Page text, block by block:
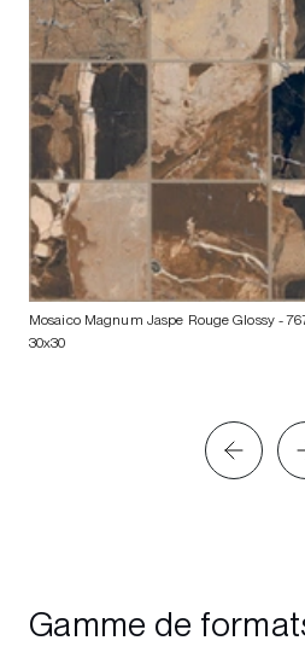
Mosaico Magnum Jaspe Rouge Glossy-
30x30
Gamme de